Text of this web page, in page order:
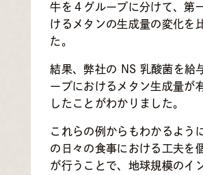
牛を４グループに分けて、第
けるメタンの生成量の変化を
た。
結果、弊社の NS 乳酸菌を給
ープにおけるメタン生成量が
したことがわかりました。
これらの例からもわかるよう
の日々の食事における工夫を
が行うことで、地球規模のイ